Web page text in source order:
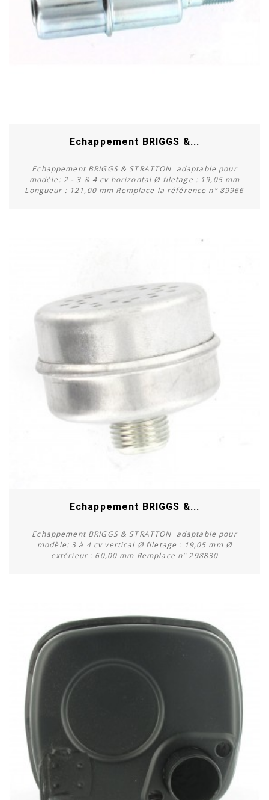
Echappement BRIGGS &...
Echappement BRIGGS & STRATTON adaptable pour
modèle: 2 - 3 & 4 cv horizontal Ø filetage : 19,05 mm
Longueur : 121,00 mm Remplace la référence n° 89966
Echappement BRIGGS &...
Echappement BRIGGS & STRATTON adaptable pour
modèle: 3 à 4 cv vertical Ø filetage : 19,05 mm Ø
extérieur : 60,00 mm Remplace n° 298830